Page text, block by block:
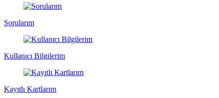
Sorularım
Kullanıcı Bilgilerim
Kayıtlı Kartlarım